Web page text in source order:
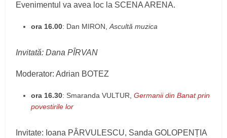
Evenimentul va avea loc la SCENA ARENA.
ora 16.00: Dan MIRON,Ascultă muzica
Invitată: Dana PÎRVAN
Moderator: Adrian BOTEZ
ora 16.30: Smaranda VULTUR,Germanii din Banat prin
povestirile lor
Invitate: Ioana PÂRVULESCU, Sanda GOLOPENȚIA